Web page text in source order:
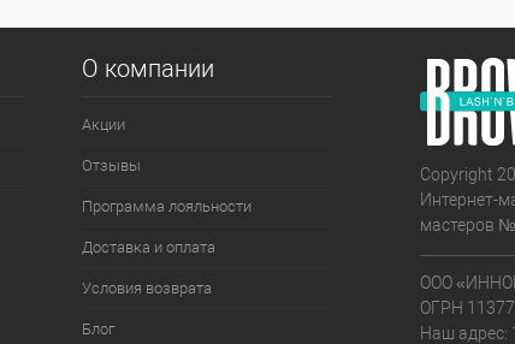
О компании
Акции
Отзывы
Программа лояльности
Доставка и оплата
Условия возврата
Блог
Copyright
Интернет-
мастеров
ООО
ОГРН
Наш адрес: